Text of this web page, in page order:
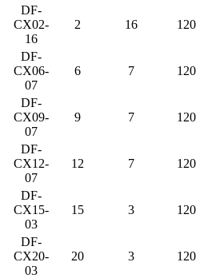
DF-
CX02-
16
2 16 120
DF-
CX06-
07
6 7 120
DF-
CX09-
07
9 7 120
DF-
CX12-
07
12 7 120
DF-
CX15-
03
15 3 120
DF-
CX20-
03
20 3 120